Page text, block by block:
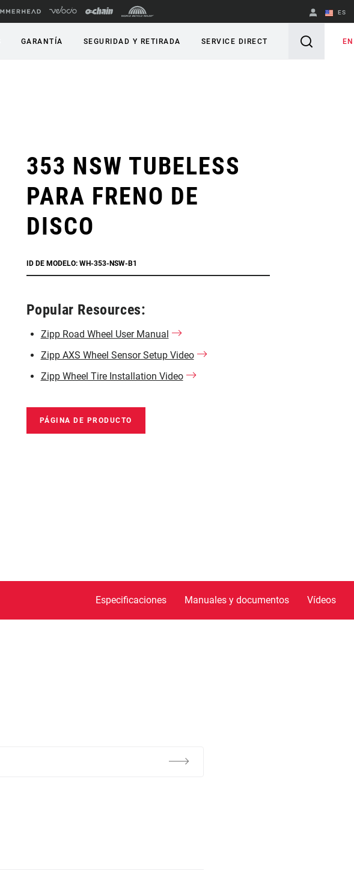
ES
English
GARANTÍA SEGURIDAD Y RETIRADA SERVICE DIRECT
353 NSW TUBELESS
PARA FRENO DE
DISCO
ID DE MODELO: WH-353-NSW-B1
Popular Resources:
Zipp Road Wheel User Manual
Zipp AXS Wheel Sensor Setup Video
Zipp Wheel Tire Installation Video
PÁGINA DE PRODUCTO
Especificaciones Manuales y documentos Vídeos